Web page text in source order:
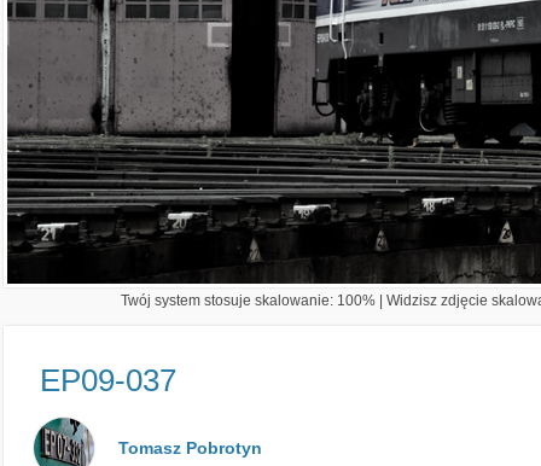
Twój system stosuje skalowanie: 100% | Widzisz zdjęcie
EP09-037
Tomasz Pobrotyn